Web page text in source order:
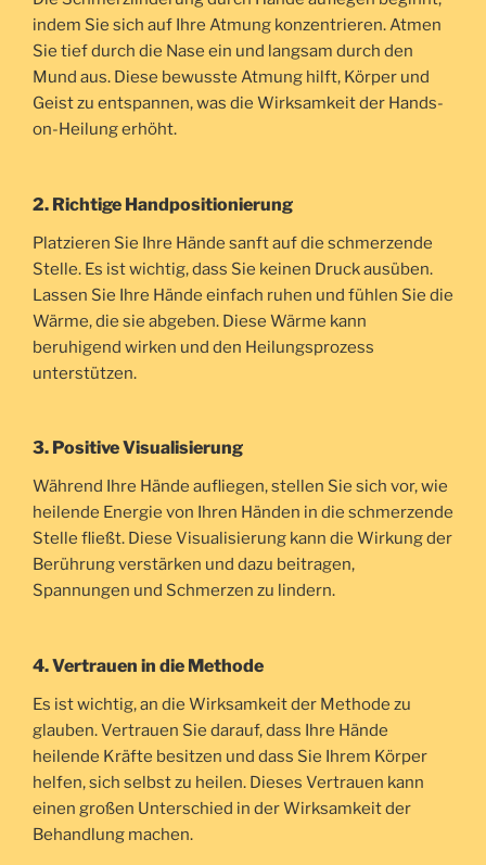
indem Sie sich auf Ihre Atmung konzentrieren. Atmen
Sie tief durch die Nase ein und langsam durch den
Mund aus. Diese bewusste Atmung hilft, Körper und
Geist zu entspannen, was die Wirksamkeit der Hands-
on-Heilung erhöht.
2. Richtige Handpositionierung
Platzieren Sie Ihre Hände sanft auf die schmerzende
Stelle. Es ist wichtig, dass Sie keinen Druck ausüben.
Lassen Sie Ihre Hände einfach ruhen und fühlen Sie die
Wärme, die sie abgeben. Diese Wärme kann
beruhigend wirken und den Heilungsprozess
unterstützen.
3. Positive Visualisierung
Während Ihre Hände aufliegen, stellen Sie sich vor, wie
heilende Energie von Ihren Händen in die schmerzende
Stelle fließt. Diese Visualisierung kann die Wirkung der
Berührung verstärken und dazu beitragen,
Spannungen und Schmerzen zu lindern.
4. Vertrauen in die Methode
Es ist wichtig, an die Wirksamkeit der Methode zu
glauben. Vertrauen Sie darauf, dass Ihre Hände
heilende Kräfte besitzen und dass Sie Ihrem Körper
helfen, sich selbst zu heilen. Dieses Vertrauen kann
einen großen Unterschied in der Wirksamkeit der
Behandlung machen.